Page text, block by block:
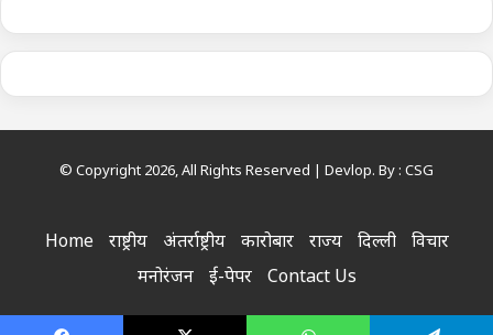
© Copyright 2026, All Rights Reserved | Devlop. By : CSG
Home राष्ट्रीय अंतर्राष्ट्रीय कारोबार राज्य दिल्ली
विचार
मनोरंजन
ई-पेपर Contact Us